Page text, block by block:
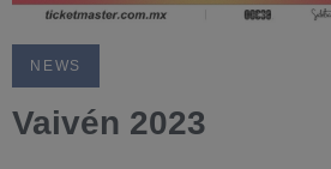
NEWS
Vaivén 2023